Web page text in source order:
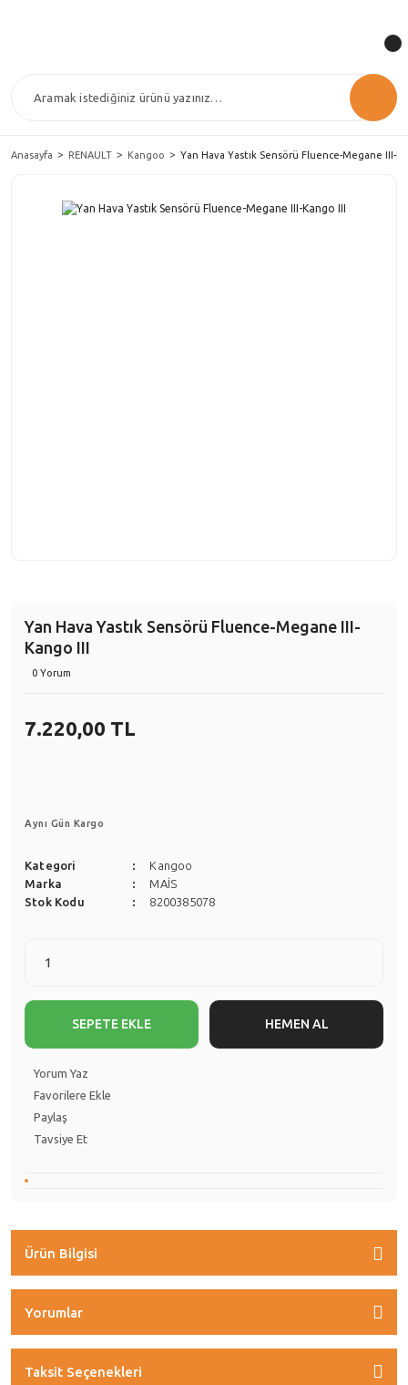
Anasayfa RENAULT Kangoo Yan Hava Yastık Sensörü Fluence-Megane III-
Yan Hava Yastık Sensörü Fluence-Megane III-
Kango III
0 Yorum
7.220,00 TL
Aynı Gün Kargo
Kategori
Kangoo
Marka
MAİS
Stok Kodu
8200385078
SEPETE EKLE HEMEN AL
Yorum Yaz
Paylaş
Tavsiye Et
Ürün Bilgisi
Yorumlar
Taksit Seçenekleri